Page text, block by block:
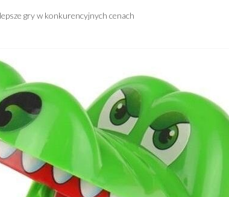
gry w konkurencyjnych cenach